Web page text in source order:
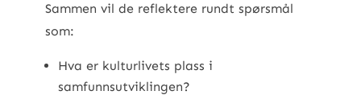
Sammen vil de reflektere rundt spørsmål
som:
Hva er kulturlivets plass i
samfunnsutviklingen?